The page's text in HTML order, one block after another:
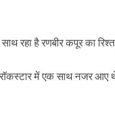
में एक साथ नजर